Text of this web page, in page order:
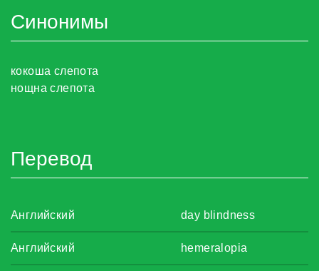
Синонимы
кокоша слепота
нощна слепота
Перевод
Английский day blindness
Английский hemeralopia